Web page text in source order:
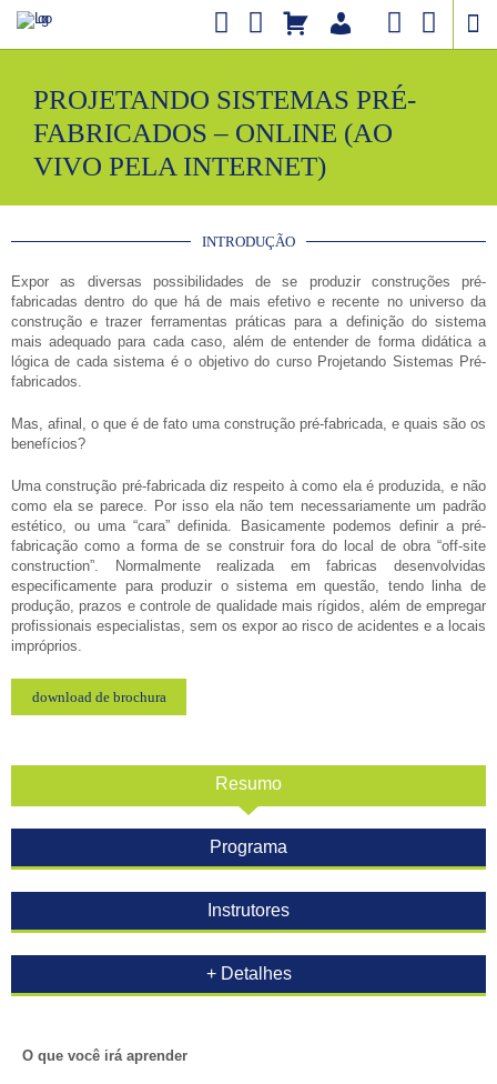
PROJETANDO SISTEMAS PRÉ-
FABRICADOS – ONLINE (AO
VIVO PELA INTERNET)
INTRODUÇÃO
Expor as diversas possibilidades de se produzir construções pré-
fabricadas dentro do que há de mais efetivo e recente no universo da
construção e trazer ferramentas práticas para a definição do sistema
mais adequado para cada caso, além de entender de forma didática a
lógica de cada sistema é o objetivo do curso Projetando Sistemas Pré-
fabricados.
Mas, afinal, o que é de fato uma construção pré-fabricada, e quais são os
benefícios?
Uma construção pré-fabricada diz respeito à como ela é produzida, e não
como ela se parece. Por isso ela não tem necessariamente um padrão
estético, ou uma “cara” definida. Basicamente podemos definir a pré-
fabricação como a forma de se construir fora do local de obra “off-site
construction”. Normalmente realizada em fabricas desenvolvidas
especificamente para produzir o sistema em questão, tendo linha de
produção, prazos e controle de qualidade mais rígidos, além de empregar
profissionais especialistas, sem os expor ao risco de acidentes e a locais
impróprios.
download de brochura
Resumo
Programa
Instrutores
+ Detalhes
O que você irá aprender